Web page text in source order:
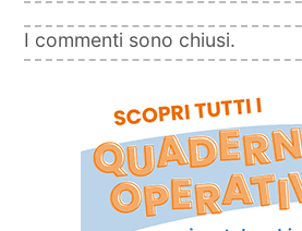
I commenti sono chiusi.